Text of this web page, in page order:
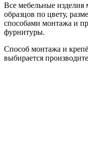
Все мебельные изделия
образцов по цвету,
способами монтажа и
фурнитуры.
Способ монтажа и
выбирается